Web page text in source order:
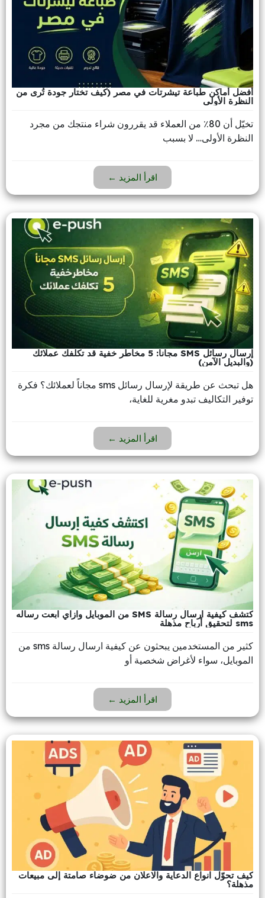
أفضل أماكن طباعة تيشرتات في مصر (كيف تختار جودة تُرى من
النظرة الأولى
تخيّل أن 80٪ من العملاء قد يقررون شراء منتجك من مجرد
النظرة الأولى… لا بسبب
اقرأ المزيد ←
إرسال رسائل SMS مجانا: 5 مخاطر خفية قد تكلفك عملائك
(والبديل الآمن)
هل تبحث عن طريقة لإرسال رسائل sms مجاناً لعملائك؟ فكرة
توفير التكاليف تبدو مغرية للغاية،
اقرأ المزيد ←
كتشف كيفية ارسال رسالة SMS من الموبايل وازاي ابعت رساله
sms لتحقيق أرباح مذهلة
كثير من المستخدمين يبحثون عن كيفية ارسال رسالة sms من
الموبايل، سواء لأغراض شخصية أو
اقرأ المزيد ←
كيف تحوّل انواع الدعاية والاعلان من ضوضاء صامتة إلى مبيعات
مذهلة؟